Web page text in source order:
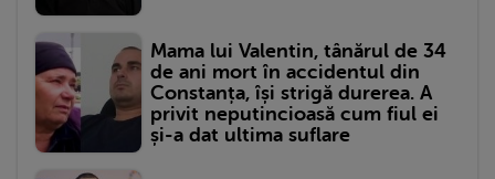
Mama lui Valentin, tânărul de 34
de ani mort în accidentul din
Constanța, își strigă durerea. A
privit neputincioasă cum fiul ei
și-a dat ultima suflare